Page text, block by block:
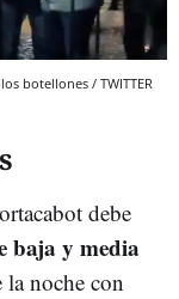
botellones / TWITTER
debe
baja y media
noche con